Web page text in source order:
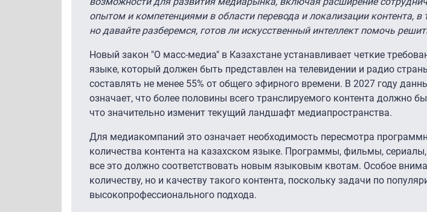
опытом и компетенциями в области перевода и локализации контента,
но давайте разберемся, готов ли искусственный интеллект помочь
Новый закон "О масс-медиа" в Казахстане устанавливает четкие
языке, который должен быть представлен на телевидении и радио
составлять не менее 55% от общего эфирного времени. В 2027 году
означает, что более половины всего транслируемого контента должно
что значительно изменит текущий ландшафт медиапространства.
Для медиакомпаний это означает необходимость пересмотра
количества контента на казахском языке. Программы, фильмы,
все это должно соответствовать новым языковым квотам. Особое
количеству, но и качеству такого контента, поскольку задачи по
высокопрофессионального подхода.